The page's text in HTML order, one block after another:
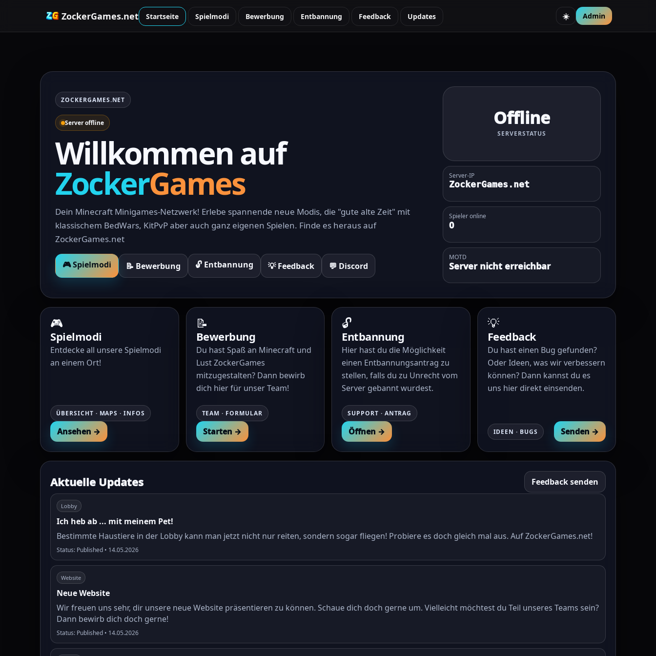
ZockerGames.net Startseite Spielmodi Bewerbung Entbannung Feedback Updates ☀️ Admin
ZOCKERGAMES.NET
Server offline
Willkommen auf
ZockerGames
Dein Minecraft Minigames-Netzwerk! Erlebe spannende neue Modis, die "gute alte Zeit" mit
klassischem BedWars, KitPvP aber auch ganz eigenen Spielen. Finde es heraus auf
ZockerGames.net
🎮 Spielmodi 📝 Bewerbung 🔓 Entbannung 💡 Feedback 💬 Discord
Offline
SERVERSTATUS
Server-IP
ZockerGames.net
Spieler online
0
MOTD
Server nicht erreichbar
🎮
Spielmodi
Entdecke all unsere Spielmodi
an einem Ort!
ÜBERSICHT · MAPS · INFOS
Ansehen →
📝
Bewerbung
Du hast Spaß an Minecraft und
Lust ZockerGames
mitzugestalten? Dann bewirb
dich hier für unser Team!
TEAM · FORMULAR
Starten →
🔓
Entbannung
Hier hast du die Möglichkeit
einen Entbannungsantrag zu
stellen, falls du zu Unrecht vom
Server gebannt wurdest.
SUPPORT · ANTRAG
Öffnen →
💡
Feedback
Du hast einen Bug gefunden?
Oder Ideen, was wir verbessern
können? Dann kannst du es
uns hier direkt einsenden.
IDEEN · BUGS Senden →
Aktuelle Updates Feedback senden
Lobby
Ich heb ab ... mit meinem Pet!
Bestimmte Haustiere in der Lobby kann man jetzt nicht nur reiten, sondern sogar fliegen! Probiere es doch gleich mal aus. Auf ZockerGames.net!
Status: Published • 14.05.2026
Website
Neue Website
Wir freuen uns sehr, dir unsere neue Website präsentieren zu können. Schaue dich doch gerne um. Vielleicht möchtest du Teil unseres Teams sein?
Dann bewirb dich doch gerne!
Status: Published • 14.05.2026